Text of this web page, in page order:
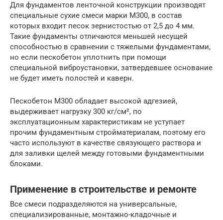
Для фундаментов ленточной конструкции производят
специальные сухие смеси марки М300, в состав
которых входит песок зернистостью от 2,5 до 4 мм.
Такие фундаменты отличаются меньшей несущей
способностью в сравнении с тяжелыми фундаментами,
но если пескобетон уплотнить при помощи
специальной виброустановки, затвердевшее основание
не будет иметь полостей и каверн.
Пескобетон М300 обладает высокой адгезией,
выдерживает нагрузку 300 кг/см², по
эксплуатационным характеристикам не уступает
прочим фундаментным стройматериалам, поэтому его
часто используют в качестве связующего раствора и
для заливки щелей между готовыми фундаментными
блоками.
Применение в строительстве и ремонте
Все смеси подразделяются на универсальные,
специализированные, монтажно-кладочные и